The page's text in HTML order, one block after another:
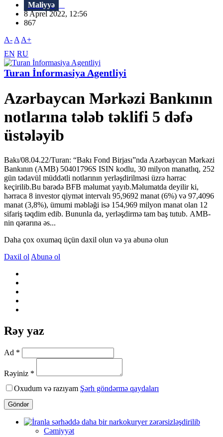
Maliyyə
8 Aprel 2022, 12:56
867
A- A A+
EN RU
Turan İnformasiya Agentliyi
Azərbaycan Mərkəzi Bankının
notlarına tələb təklifi 5 dəfə
üstələyib
Bakı/08.04.22/Turan: “Bakı Fond Birjası”nda Azərbaycan Mərkəzi
Bankının (AMB) 50401796S ISIN kodlu, 30 milyon manatlıq, 252
gün tədavül müddətli notlarının yerləşdirilməsi üzrə hərrac
keçirilib.Bu barədə BFB məlumat yayıb.Məlumatda deyilir ki,
hərraca 8 investor qiymət intervalı 95,9692 manat (6%) və 97,4096
manat (3,8%), ümumi məbləği isə 154,969 milyon manat olan 12
sifariş təqdim edib. Bununla da, yerləşdirmə tam baş tutub. AMB-
nin qərarına əs...
Daha çox oxumaq üçün daxil olun və ya abunə olun
Daxil ol Abunə ol
Rəy yaz
Ad *
Rəyiniz *
Oxudum və razıyam Şərh göndərmə qaydaları
Göndər
Cəmiyyət